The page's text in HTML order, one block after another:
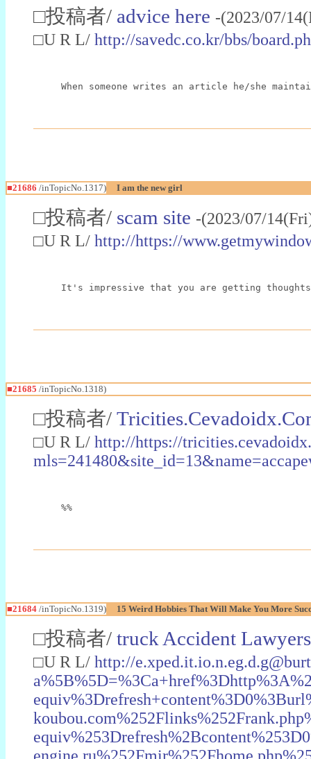
□投稿者/ advice here -(2023/07/
□U R L/ http://savedc.co.kr/bbs/
When someone writes an article he/she
■21686 /inTopicNo.1317) I am the new girl
□投稿者/ scam site -(2023/07/
□U R L/ http://https://
It's impressive that you are getting
■21685 /inTopicNo.1318)
□投稿者/
□U R L/ http://https://
%%
■21684 /inTopicNo.1319) 15 Weird Hobbies That Will Make You More
□投稿者/ truck Accident Lawyers
□U R L/ http://